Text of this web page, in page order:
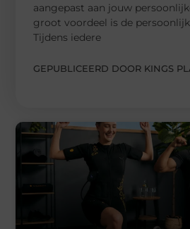
aangepast aan jouw
groot voordeel is de
Tijdens iedere
GEPUBLICEERD DOOR KINGS